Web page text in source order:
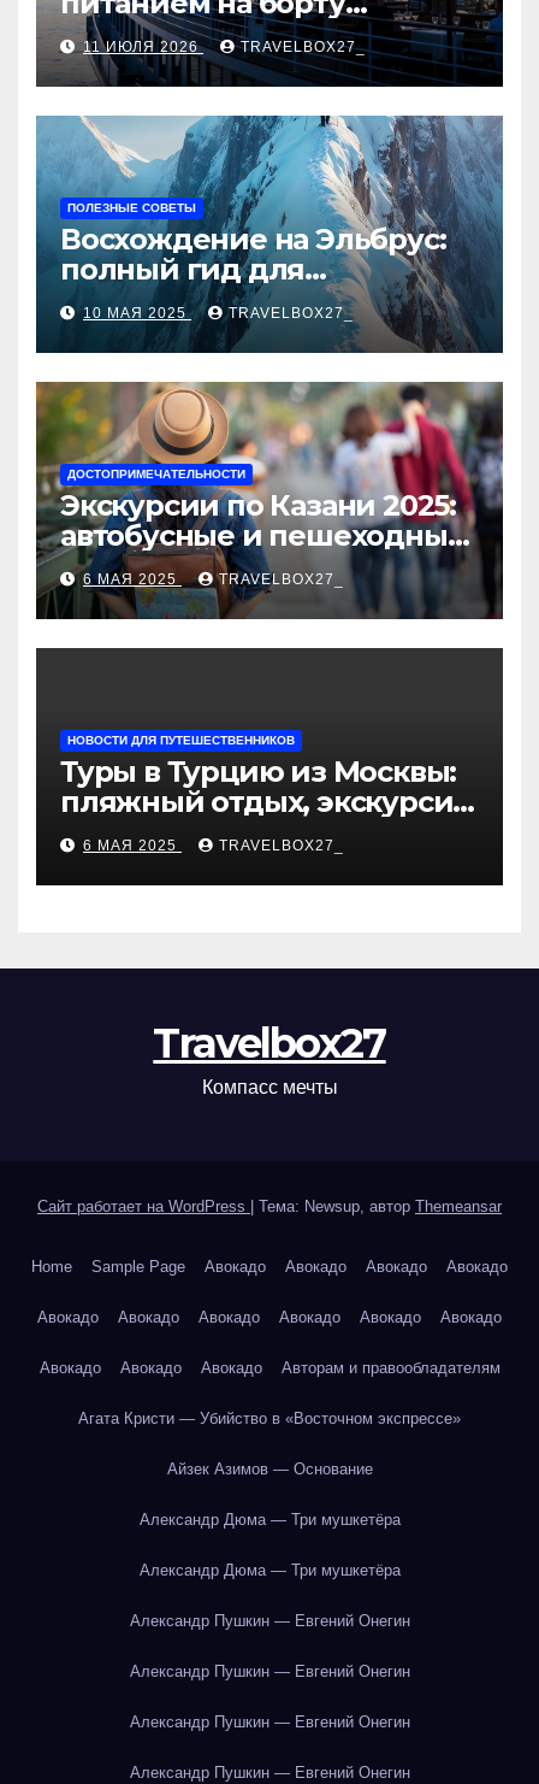
теплохода
11 ИЮЛЯ 2026 TRAVELBOX27_
ПОЛЕЗНЫЕ СОВЕТЫ
Восхождение на Эльбрус:
полный гид для
покорителя высочайшей
вершины Европы
10 МАЯ 2025 TRAVELBOX27_
ДОСТОПРИМЕЧАТЕЛЬНОСТИ
Экскурсии по Казани 2025:
автобусные и пешеходные
туры от туроператора
«Казан360»
6 МАЯ 2025 TRAVELBOX27_
НОВОСТИ ДЛЯ ПУТЕШЕСТВЕННИКОВ
Туры в Турцию из Москвы:
пляжный отдых, экскурсии
и лучшие курорты
6 МАЯ 2025 TRAVELBOX27_
Travelbox27
Компасс мечты
Сайт работает на WordPress Тема: Newsup, автор Themeansar
Home Sample Page Авокадо Авокадо Авокадо Авокадо
Авокадо Авокадо Авокадо Авокадо Авокадо Авокадо
Авокадо Авокадо Авокадо Авторам и правообладателям
Агата Кристи — Убийство в «Восточном экспрессе»
Айзек Азимов — Основание
Александр Дюма — Три мушкетёра
Александр Дюма — Три мушкетёра
Александр Пушкин — Евгений Онегин
Александр Пушкин — Евгений Онегин
Александр Пушкин — Евгений Онегин
Александр Пушкин — Евгений Онегин